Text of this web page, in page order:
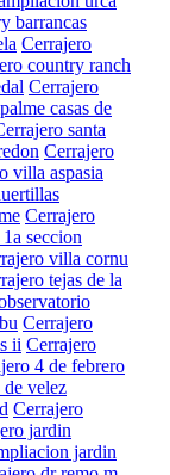
barrancas
Cerrajero
country ranch
Cerrajero
casas de
santa
Cerrajero
villa aspasia
Cerrajero
seccion
villa cornu
tejas de la
Cerrajero
ii Cerrajero
4 de febrero
de velez
Cerrajero
jardin
jardin